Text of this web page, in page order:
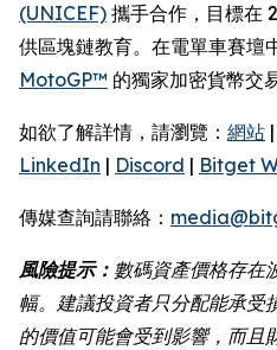
(UNICEF) 攜手合作，目標在
供區塊鏈教育。在電單車賽
MotoGP™ 的獨家加密貨幣交
如欲了解詳情，請瀏覽： 網站 |
LinkedIn | Discord | Bitget
傳媒查詢請聯絡：
風險提示： 數碼資產價格存在
幅。建議投資者只分配能承受
的價值可能會受到影響，而且